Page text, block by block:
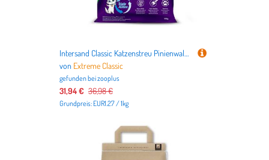
Intersand Classic Katzenstreu Pinienwald - Sparpaket: 2 x 14 kg
von Extreme Classic
gefunden beizooplus
31,94 € 36,98 €
Grundpreis: EUR1.27 / 1kg